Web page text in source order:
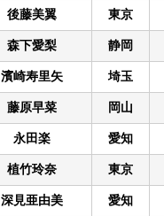
後藤美翼 東京
森下愛梨 静岡
濱崎寿里矢 埼玉
藤原早菜 岡山
永田楽 愛知
植竹玲奈 東京
深見亜由美 愛知